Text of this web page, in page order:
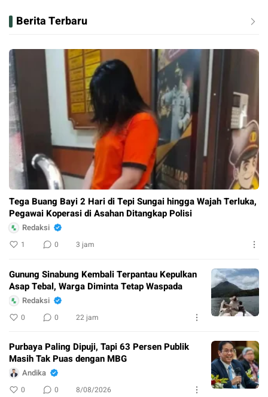
Berita Terbaru
Tega Buang Bayi 2 Hari di Tepi Sungai hingga Wajah Terluka,
Pegawai Koperasi di Asahan Ditangkap Polisi
Redaksi
1 0 3 jam
Gunung Sinabung Kembali Terpantau Kepulkan
Asap Tebal, Warga Diminta Tetap Waspada
Redaksi
0 0 22 jam
Purbaya Paling Dipuji, Tapi 63 Persen Publik
Masih Tak Puas dengan MBG
Andika
0 0 8/08/2026